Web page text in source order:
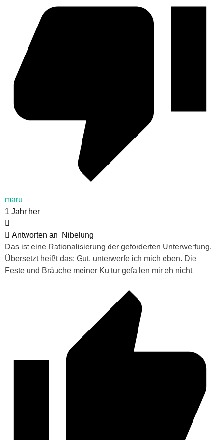
maru
1 Jahr her
Antworten an
Nibelung
Das ist eine Rationalisierung der geforderten Unterwerfung.
Übersetzt heißt das: Gut, unterwerfe ich mich eben. Die
Feste und Bräuche meiner Kultur gefallen mir eh nicht.